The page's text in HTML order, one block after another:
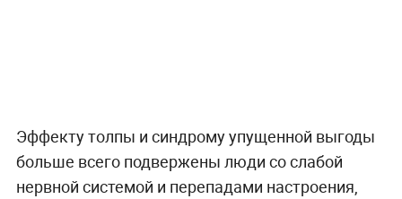
Эффекту толпы и синдрому упущенной выгоды
больше всего подвержены люди со слабой
нервной системой и перепадами настроения,